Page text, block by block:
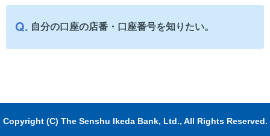
自分の口座の店番・口座番号を知りたい。
Copyright (C) The Senshu Ikeda Bank, Ltd., All Rights Reserved.